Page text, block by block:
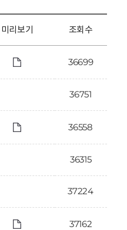
미리보기 조회수
36699
36751
36558
36315
37224
37162